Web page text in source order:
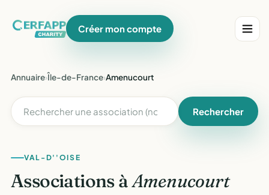
Créer mon compte
Annuaire›Île-de-France›Amenucourt
Rechercher
VAL-D''OISE
Associations àAmenucourt